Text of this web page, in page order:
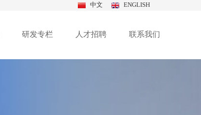
中文 ENGLISH
研发专栏 人才招聘 联系我们